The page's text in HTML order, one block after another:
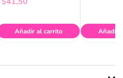
Añadir al carrito Añadir